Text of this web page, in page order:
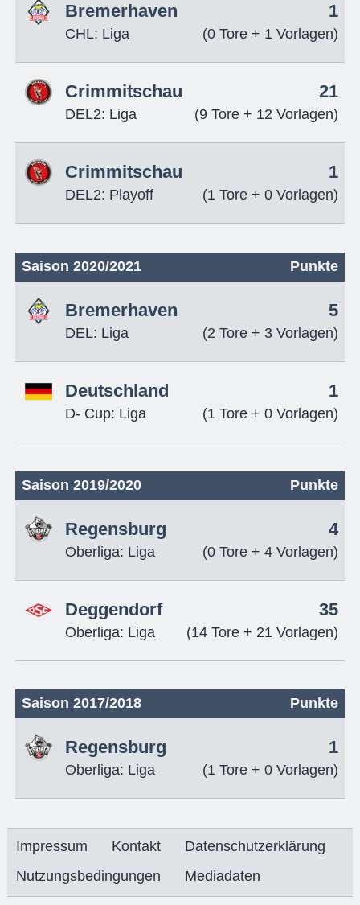
Bremerhaven
CHL: Liga
1
(0 Tore + 1 Vorlagen)
Crimmitschau
DEL2: Liga
21
(9 Tore + 12 Vorlagen)
Crimmitschau
DEL2: Playoff
1
(1 Tore + 0 Vorlagen)
Saison 2020/2021 Punkte
Bremerhaven
DEL: Liga
5
(2 Tore + 3 Vorlagen)
Deutschland
D- Cup: Liga
1
(1 Tore + 0 Vorlagen)
Saison 2019/2020 Punkte
Regensburg
Oberliga: Liga
4
(0 Tore + 4 Vorlagen)
Deggendorf
Oberliga: Liga
35
(14 Tore + 21 Vorlagen)
Saison 2017/2018 Punkte
Regensburg
Oberliga: Liga
1
(1 Tore + 0 Vorlagen)
Impressum Kontakt
Datenschutzerklärung
Nutzungsbedingungen
Mediadaten